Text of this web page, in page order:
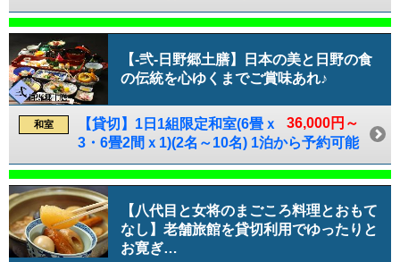
【-弐-日野郷土膳】日本の美と日野の食
の伝統を心ゆくまでご賞味あれ♪
36,000円～
和室
【貸切】1日1組限定和室(6畳ｘ
3・6畳2間ｘ1)(2名～10名) 1泊から予約可能
【八代目と女将のまごころ料理とおもて
なし】老舗旅館を貸切利用でゆったりと
お寛ぎ…